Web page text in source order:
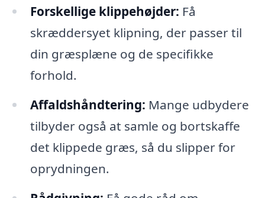
Forskellige klippehøjder: Få
skræddersyet klipning, der passer til
din græsplæne og de specifikke
forhold.
Affaldshåndtering: Mange udbydere
tilbyder også at samle og bortskaffe
det klippede græs, så du slipper for
oprydningen.